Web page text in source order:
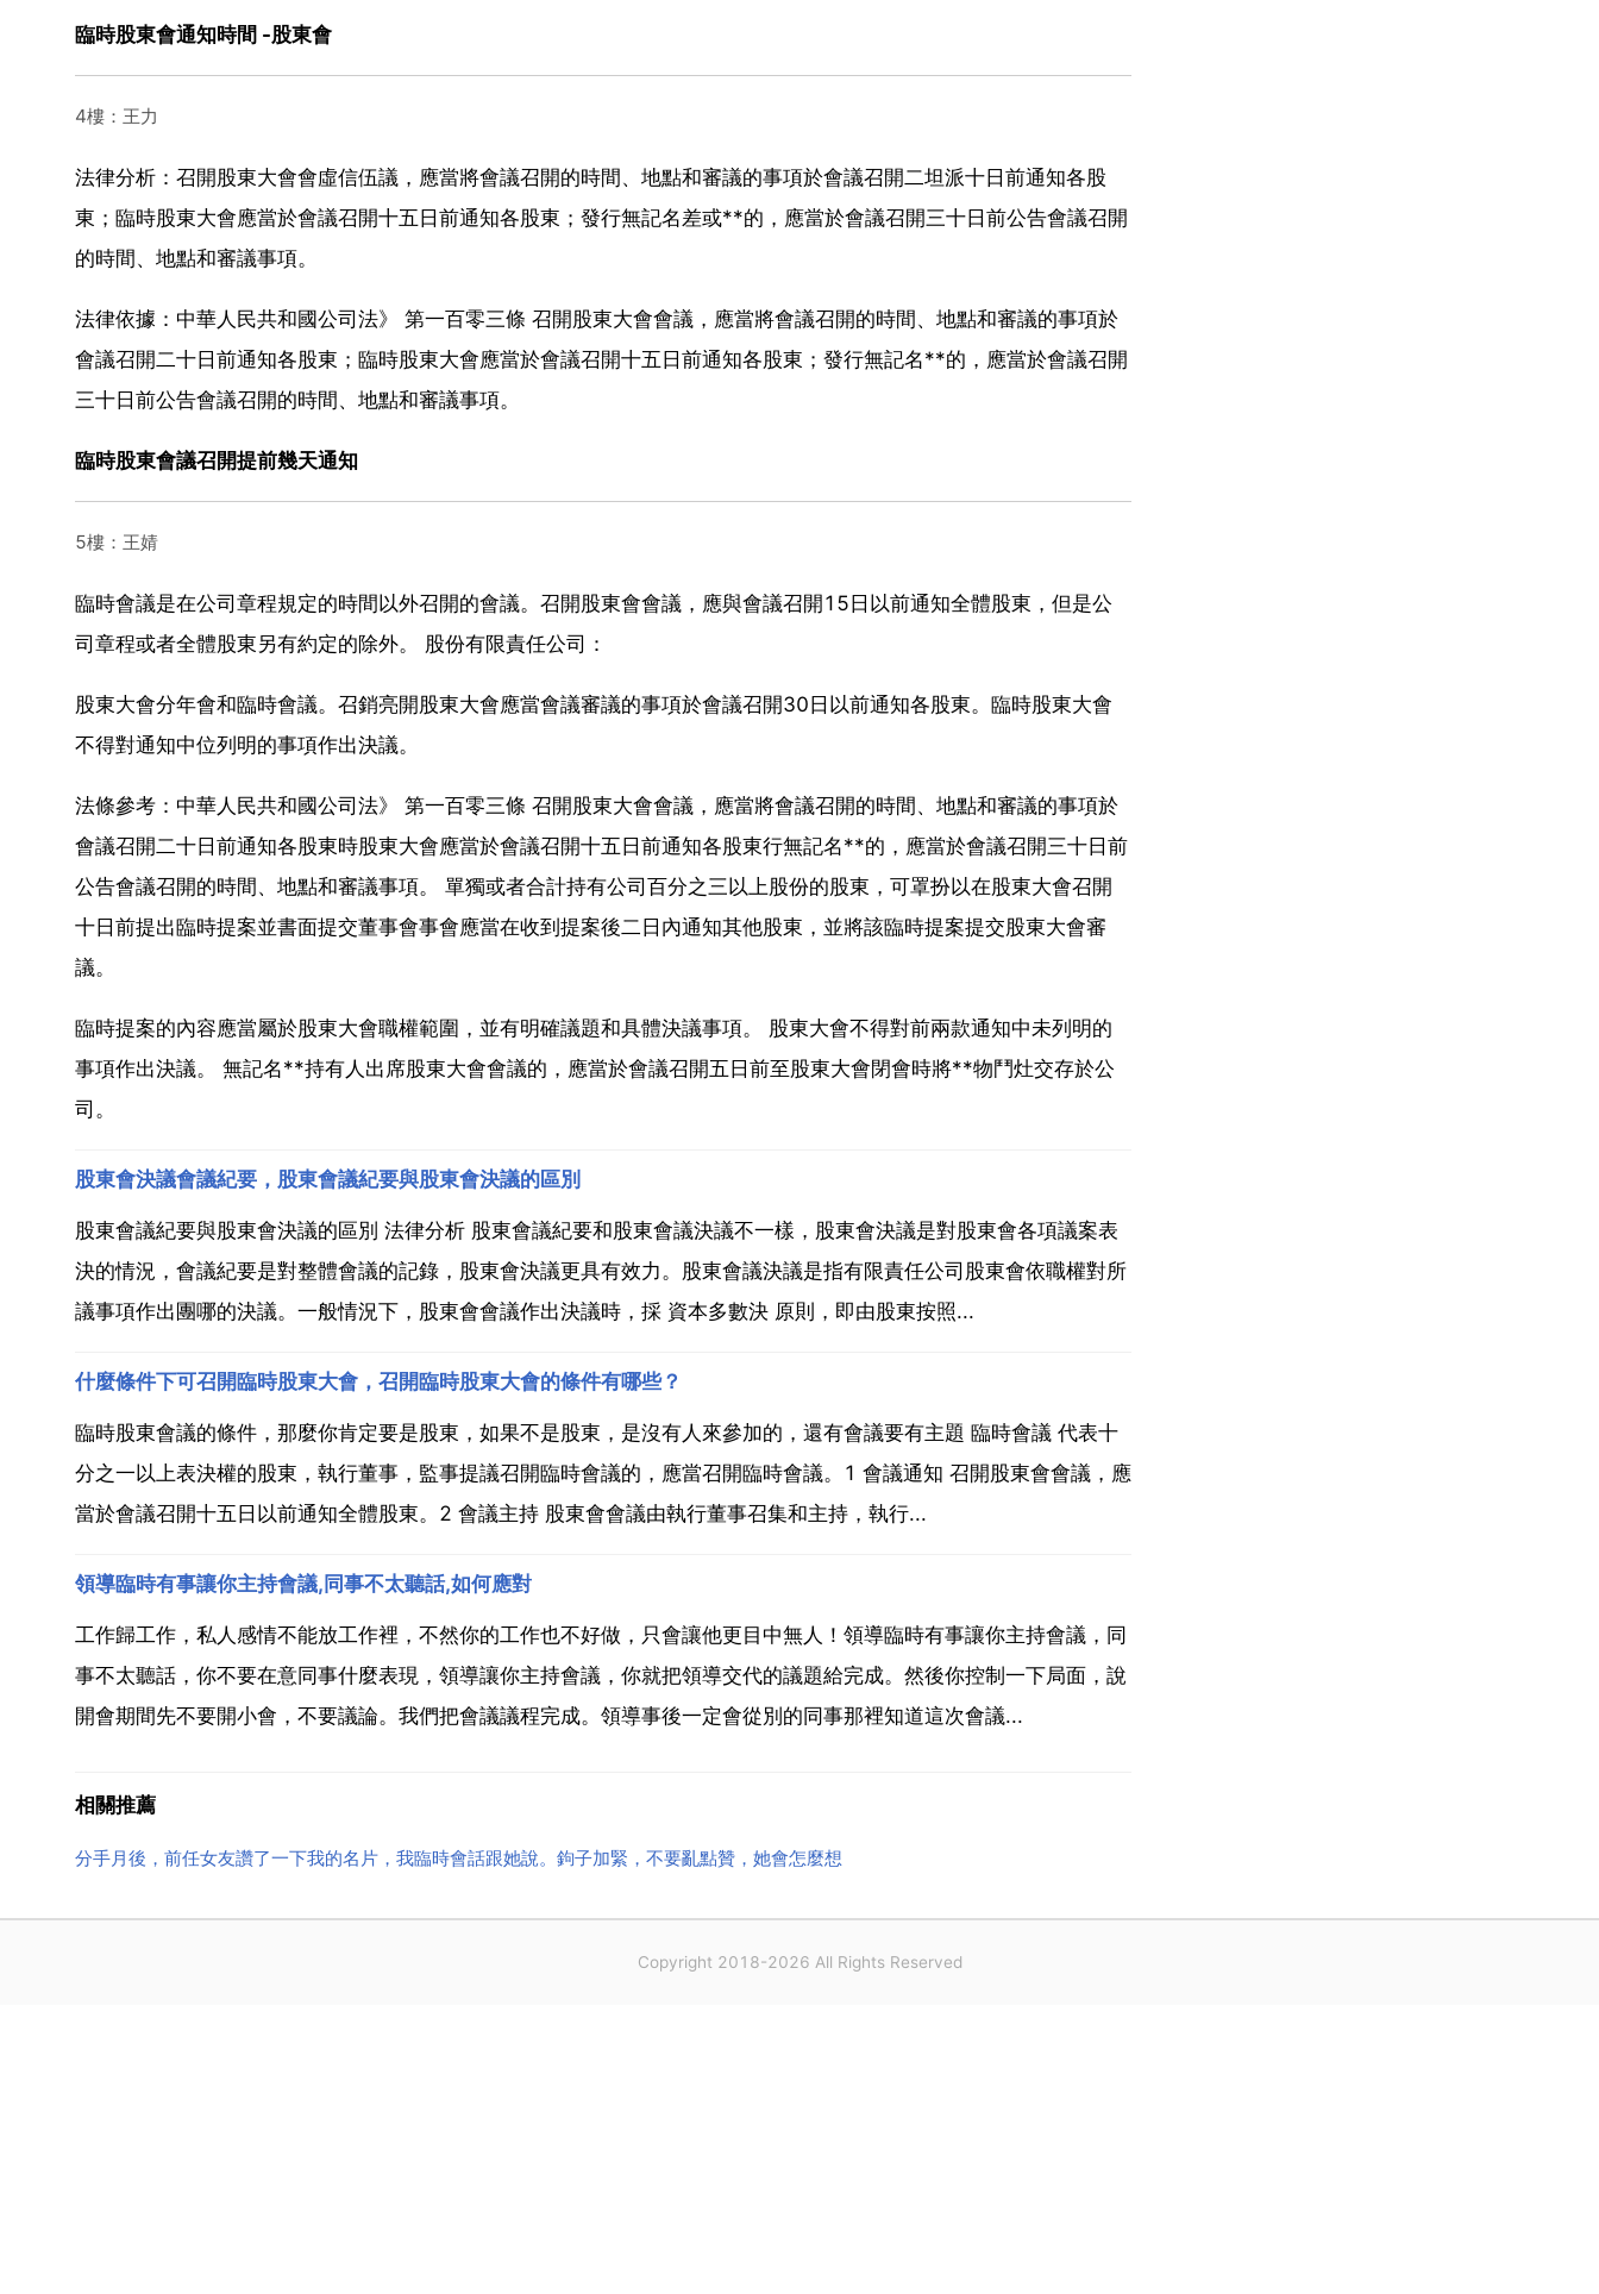
臨時股東會通知時間 -股東會
4樓：王力
法律分析：召開股東大會會虛信伍議，應當將會議召開的時間、地點和審議的事項於會議召開二坦派十日前通知各股
東；臨時股東大會應當於會議召開十五日前通知各股東；發行無記名差或**的，應當於會議召開三十日前公告會議召開
的時間、地點和審議事項。
法律依據：中華人民共和國公司法》 第一百零三條 召開股東大會會議，應當將會議召開的時間、地點和審議的事項於
會議召開二十日前通知各股東；臨時股東大會應當於會議召開十五日前通知各股東；發行無記名**的，應當於會議召開
三十日前公告會議召開的時間、地點和審議事項。
臨時股東會議召開提前幾天通知
5樓：王婧
臨時會議是在公司章程規定的時間以外召開的會議。召開股東會會議，應與會議召開15日以前通知全體股東，但是公
司章程或者全體股東另有約定的除外。 股份有限責任公司：
股東大會分年會和臨時會議。召銷亮開股東大會應當會議審議的事項於會議召開30日以前通知各股東。臨時股東大會
不得對通知中位列明的事項作出決議。
法條參考：中華人民共和國公司法》 第一百零三條 召開股東大會會議，應當將會議召開的時間、地點和審議的事項於
會議召開二十日前通知各股東時股東大會應當於會議召開十五日前通知各股東行無記名**的，應當於會議召開三十日前
公告會議召開的時間、地點和審議事項。 單獨或者合計持有公司百分之三以上股份的股東，可罩扮以在股東大會召開
十日前提出臨時提案並書面提交董事會事會應當在收到提案後二日內通知其他股東，並將該臨時提案提交股東大會審
議。
臨時提案的內容應當屬於股東大會職權範圍，並有明確議題和具體決議事項。 股東大會不得對前兩款通知中未列明的
事項作出決議。 無記名**持有人出席股東大會會議的，應當於會議召開五日前至股東大會閉會時將**物鬥灶交存於公
司。
股東會決議會議紀要，股東會議紀要與股東會決議的區別
股東會議紀要與股東會決議的區別 法律分析 股東會議紀要和股東會議決議不一樣，股東會決議是對股東會各項議案表
決的情況，會議紀要是對整體會議的記錄，股東會決議更具有效力。股東會議決議是指有限責任公司股東會依職權對所
議事項作出團哪的決議。一般情況下，股東會會議作出決議時，採 資本多數決 原則，即由股東按照...
什麼條件下可召開臨時股東大會，召開臨時股東大會的條件有哪些？
臨時股東會議的條件，那麼你肯定要是股東，如果不是股東，是沒有人來參加的，還有會議要有主題 臨時會議 代表十
分之一以上表決權的股東，執行董事，監事提議召開臨時會議的，應當召開臨時會議。1 會議通知 召開股東會會議，應
當於會議召開十五日以前通知全體股東。2 會議主持 股東會會議由執行董事召集和主持，執行...
領導臨時有事讓你主持會議,同事不太聽話,如何應對
工作歸工作，私人感情不能放工作裡，不然你的工作也不好做，只會讓他更目中無人！領導臨時有事讓你主持會議，同
事不太聽話，你不要在意同事什麼表現，領導讓你主持會議，你就把領導交代的議題給完成。然後你控制一下局面，說
開會期間先不要開小會，不要議論。我們把會議議程完成。領導事後一定會從別的同事那裡知道這次會議...
相關推薦
分手月後，前任女友讚了一下我的名片，我臨時會話跟她說。鉤子加緊，不要亂點贊，她會怎麼想
Copyright 2018-2026 All Rights Reserved